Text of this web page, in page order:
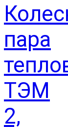
пара
ТЭМ
2,